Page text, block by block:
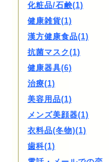
化粧品/石鹸(1)
健康雑貨(1)
漢方健康食品(1)
抗菌マスク(1)
健康器具(6)
治療(1)
美容用品(1)
メンズ美顔器(1)
衣料品(冬物)(1)
歯科(1)